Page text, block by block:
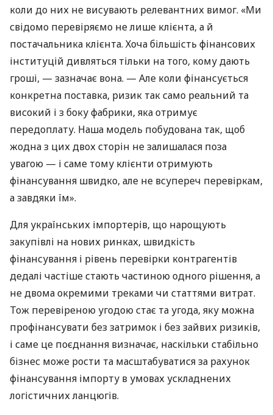
коли до них не висувають релевантних вимог. «Ми
свідомо перевіряємо не лише клієнта, а й
постачальника клієнта. Хоча більшість фінансових
інституцій дивляться тільки на того, кому дають
гроші, — зазначає вона. — Але коли фінансується
конкретна поставка, ризик так само реальний та
високий і з боку фабрики, яка отримує
передоплату. Наша модель побудована так, щоб
жодна з цих двох сторін не залишалася поза
увагою — і саме тому клієнти отримують
фінансування швидко, але не всупереч перевіркам,
а завдяки їм».
Для українських імпортерів, що нарощують
закупівлі на нових ринках, швидкість
фінансування і рівень перевірки контрагентів
дедалі частіше стають частиною одного рішення, а
не двома окремими треками чи статтями витрат.
Тож перевіреною угодою стає та угода, яку можна
профінансувати без затримок і без зайвих ризиків,
і саме це поєднання визначає, наскільки стабільно
бізнес може рости та масштабуватися за рахунок
фінансування імпорту в умовах ускладнених
логістичних ланцюгів.